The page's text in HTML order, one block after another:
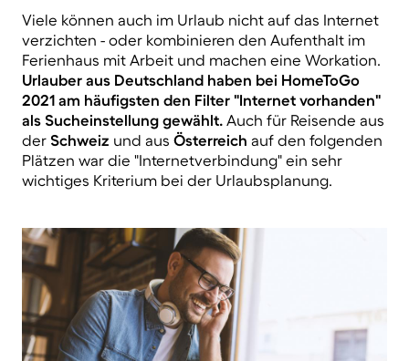
Viele können auch im Urlaub nicht auf das Internet
verzichten - oder kombinieren den Aufenthalt im
Ferienhaus mit Arbeit und machen eine Workation.
Urlauber aus Deutschland haben bei HomeToGo
2021 am häufigsten den Filter "Internet vorhanden"
als Sucheinstellung gewählt. Auch für Reisende aus
der Schweiz und aus Österreich auf den folgenden
Plätzen war die "Internetverbindung" ein sehr
wichtiges Kriterium bei der Urlaubsplanung.